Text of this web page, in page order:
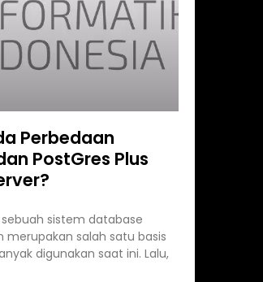
Perbedaan
PostGres Plus
sebuah sistem database
merupakan salah satu basis
digunakan saat ini. Lalu,